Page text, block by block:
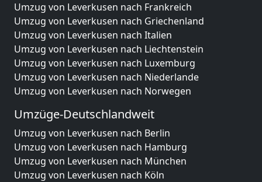
Umzug von Leverkusen nach Frankreich
Umzug von Leverkusen nach Griechenland
Umzug von Leverkusen nach Italien
Umzug von Leverkusen nach Liechtenstein
Umzug von Leverkusen nach Luxemburg
Umzug von Leverkusen nach Niederlande
Umzug von Leverkusen nach Norwegen
Umzüge-Deutschlandweit
Umzug von Leverkusen nach Berlin
Umzug von Leverkusen nach Hamburg
Umzug von Leverkusen nach München
Umzug von Leverkusen nach Köln